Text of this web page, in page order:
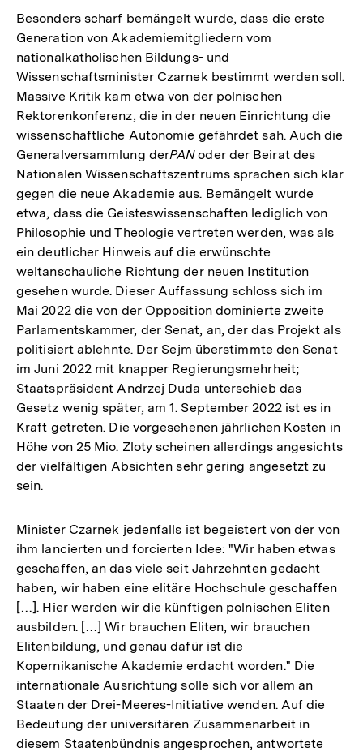
Besonders scharf bemängelt wurde, dass die erste
Generation von Akademiemitgliedern vom
nationalkatholischen Bildungs- und
Wissenschaftsminister Czarnek bestimmt werden soll.
Massive Kritik kam etwa von der polnischen
Rektorenkonferenz, die in der neuen Einrichtung die
wissenschaftliche Autonomie gefährdet sah. Auch die
Generalversammlung derPANoder der Beirat des
Nationalen Wissenschaftszentrums sprachen sich klar
gegen die neue Akademie aus. Bemängelt wurde
etwa, dass die Geisteswissenschaften lediglich von
Philosophie und Theologie vertreten werden, was als
ein deutlicher Hinweis auf die erwünschte
weltanschauliche Richtung der neuen Institution
gesehen wurde. Dieser Auffassung schloss sich im
Mai 2022 die von der Opposition dominierte zweite
Parlamentskammer, der Senat, an, der das Projekt als
politisiert ablehnte. Der Sejm überstimmte den Senat
im Juni 2022 mit knapper Regierungsmehrheit;
Staatspräsident Andrzej Duda unterschieb das
Gesetz wenig später, am 1. September 2022 ist es in
Kraft getreten. Die vorgesehenen jährlichen Kosten in
Höhe von 25 Mio. Zloty scheinen allerdings angesichts
der vielfältigen Absichten sehr gering angesetzt zu
sein.
Minister Czarnek jedenfalls ist begeistert von der von
ihm lancierten und forcierten Idee: "Wir haben etwas
geschaffen, an das viele seit Jahrzehnten gedacht
haben, wir haben eine elitäre Hochschule geschaffen
[…]. Hier werden wir die künftigen polnischen Eliten
ausbilden. […] Wir brauchen Eliten, wir brauchen
Elitenbildung, und genau dafür ist die
Kopernikanische Akademie erdacht worden." Die
internationale Ausrichtung solle sich vor allem an
Staaten der Drei-Meeres-Initiative wenden. Auf die
Bedeutung der universitären Zusammenarbeit in
diesem Staatenbündnis angesprochen, antwortete